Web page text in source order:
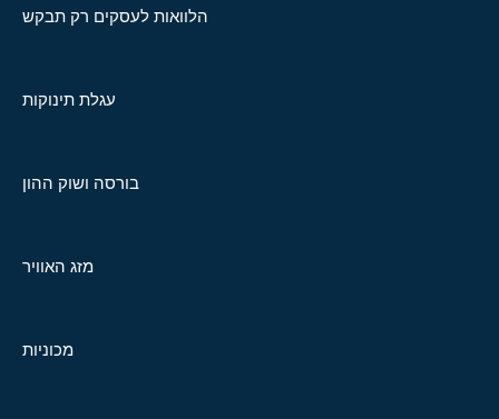
הלוואות לעסקים רק תבקש
עגלת תינוקות
בורסה ושוק ההון
מזג האוויר
מכוניות